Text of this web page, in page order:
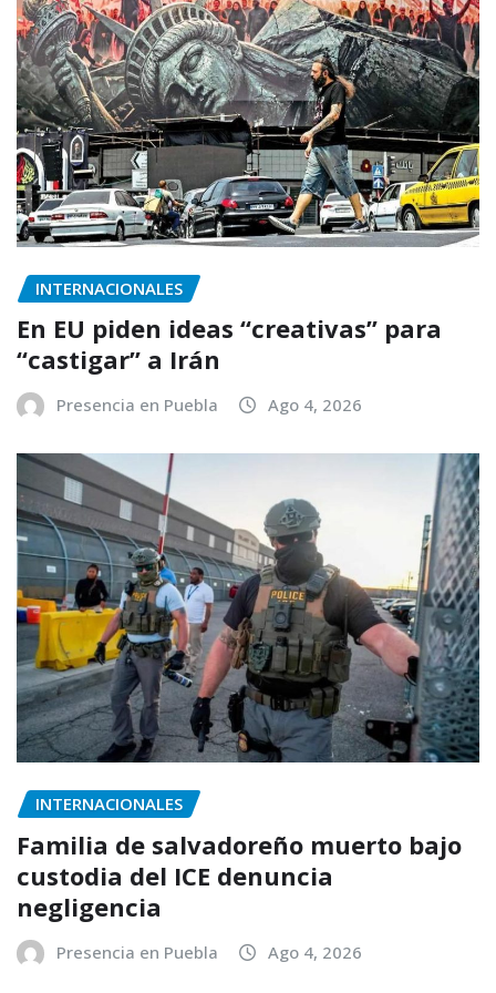
INTERNACIONALES
En EU piden ideas “creativas” para
“castigar” a Irán
Presencia en Puebla Ago 4, 2026
INTERNACIONALES
Familia de salvadoreño muerto bajo
custodia del ICE denuncia
negligencia
Presencia en Puebla Ago 4, 2026